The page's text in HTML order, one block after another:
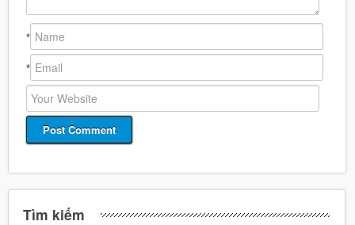
*
*
Tìm kiếm